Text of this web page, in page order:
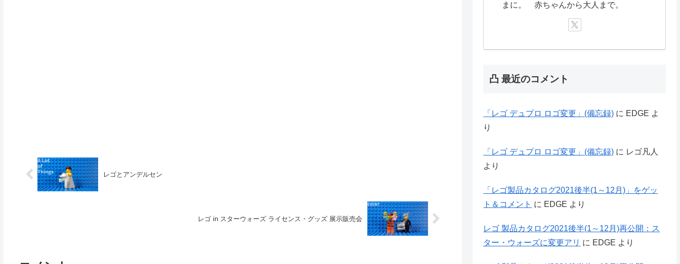
レゴとアンデルセン
レゴ in スターウォーズ ライセンス・グッズ 展示販売会
まに。 赤ちゃんから大人まで。
凸 最近のコメント
「レゴ デュプロ ロゴ変更」(備忘録) に EDGE よ
り
「レゴ デュプロ ロゴ変更」(備忘録) に レゴ凡人
より
「レゴ製品カタログ2021後半(1～12月)」をゲッ
ト＆コメント に EDGE より
レゴ 製品カタログ2021後半(1～12月)再公開：ス
ター・ウォーズに変更アリ に EDGE より